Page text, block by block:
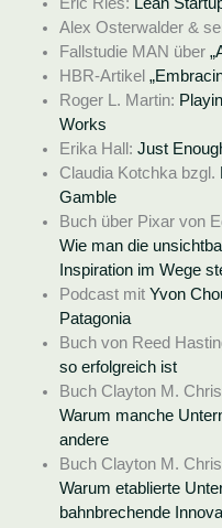
Alex Osterwalder &
Fallstudie MAN über
HBR-Artikel
Roger L. Martin:
Works
Erika Hall: Just
Claudia Kotchka bzgl.
Gamble
Buch über Pixar von
Wie man die
Inspiration im Wege
Podcast mit Yvon
Patagonia
Buch von Reed
so erfolgreich ist
Buch Clayton M.
Warum manche
andere
Buch Clayton M.
Warum etablierte
bahnbrechende